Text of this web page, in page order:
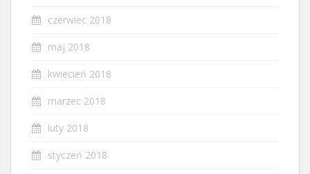
czerwiec 2018
maj 2018
kwiecień 2018
marzec 2018
luty 2018
styczeń 2018